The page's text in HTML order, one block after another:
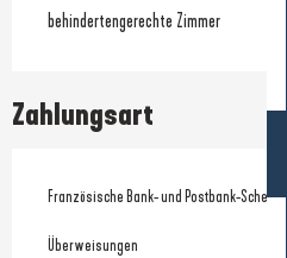
behindertengerechte Zimmer
Zahlungsart
Französische Bank- und Postbank-Schecks
Überweisungen